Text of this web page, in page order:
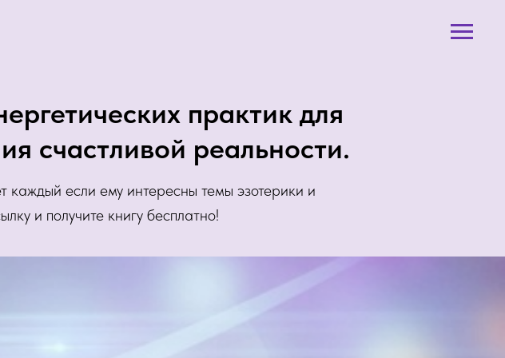
практик для
счастливой реальности.
каждый если ему интересны темы эзотерики и
и получите книгу бесплатно!